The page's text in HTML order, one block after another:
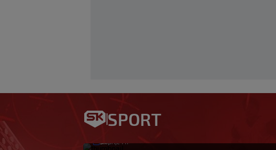
SPORT
Bio je hit druge lige, a
prijeti Hajduku: ‘Imao sam
ali htio sam SHNL’